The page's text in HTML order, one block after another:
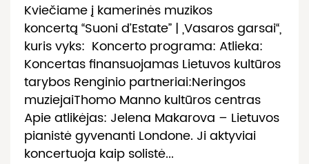
Kviečiame į kamerinės muzikos
koncertą “Suoni d’Estate” | „Vasaros garsai“,
kuris vyks: Koncerto programa: Atlieka:
Koncertas finansuojamas Lietuvos kultūros
tarybos Renginio partneriai:Neringos
muziejaiThomo Manno kultūros centras
Apie atlikėjas: Jelena Makarova – Lietuvos
pianistė gyvenanti Londone. Ji aktyviai
koncertuoja kaip solistė...